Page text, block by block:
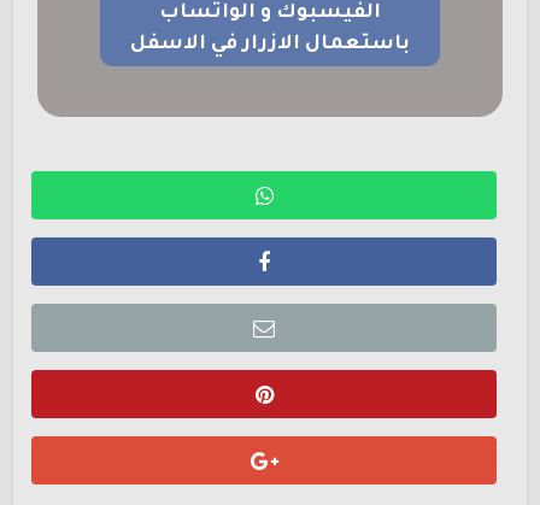
الفيسبوك و الواتساب
باستعمال الازرار في الاسفل